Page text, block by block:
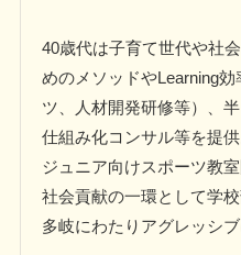
40歳代は子育て世代や社
めのメソッドやLearning
ツ、人材開発研修等）、
仕組み化コンサル等を提供
ジュニア向けスポーツ教室
社会貢献の一環として学校
多岐にわたりアグレッシブ